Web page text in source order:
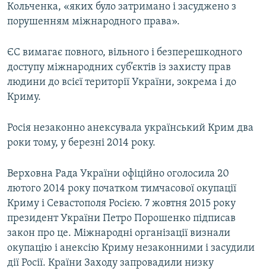
Кольченка, «яких було затримано і засуджено з
порушенням міжнародного права».
ЄС вимагає повного, вільного і безперешкодного
доступу міжнародних суб’єктів із захисту прав
людини до всієї території України, зокрема і до
Криму.
Росія незаконно анексувала український Крим два
роки тому, у березні 2014 року.
Верховна Рада України офіційно оголосила 20
лютого 2014 року початком тимчасової окупації
Криму і Севастополя Росією. 7 жовтня 2015 року
президент України Петро Порошенко підписав
закон про це. Міжнародні організації визнали
окупацію і анексію Криму незаконними і засудили
дії Росії. Країни Заходу запровадили низку